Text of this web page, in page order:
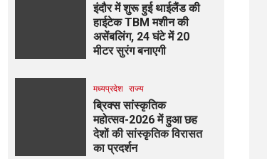
इंदौर में शुरू हुई थाईलैंड की
हाईटेक TBM मशीन की
असेंबलिंग, 24 घंटे में 20
मीटर सुरंग बनाएगी
मध्यप्रदेश राज्य
ब्रिक्स सांस्कृतिक
महोत्सव-2026 में हुआ छह
देशों की सांस्कृतिक विरासत
का प्रदर्शन